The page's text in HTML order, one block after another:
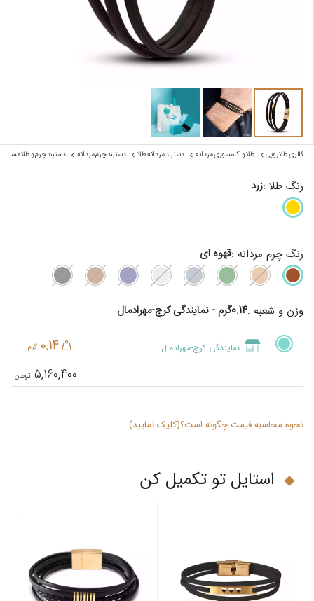
گالری طلا روبی طلا و اکسسوری مردانه دستبند مردانه طلا دستبند چرم مردانه دستبند چرم و طلا
رنگ طلا :زرد
رنگ چرم مردانه :قهوه ای
وزن و شعبه :0.14گرم - نمایندگی کرج-مهرادمال
نمایندگی کرج-مهرادمال 0.14 گرم
5,160,400
نحوه محاسبه قیمت چگونه است؟(کلیک نمایید)
استایل تو تکمیل کن